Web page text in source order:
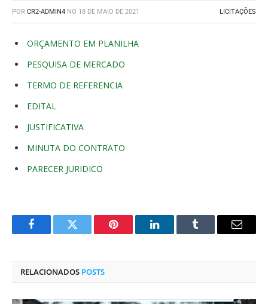
POR CR2-ADMIN4 NO 18 DE MAIO DE 2021 LICITAÇÕES
ORÇAMENTO EM PLANILHA
PESQUISA DE MERCADO
TERMO DE REFERENCIA
EDITAL
JUSTIFICATIVA
MINUTA DO CONTRATO
PARECER JURIDICO
FacebookTwitter Pinterest O
Tumblr
E-
RELACIONADOS POSTS